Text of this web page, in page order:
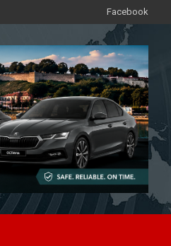
Facebook